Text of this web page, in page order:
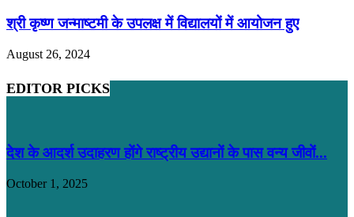
श्री कृष्ण जन्माष्टमी के उपलक्ष में विद्यालयों में आयोजन हुए
August 26, 2024
EDITOR PICKS
देश के आदर्श उदाहरण होंगे राष्ट्रीय उद्यानों के पास वन्य जीवों...
October 1, 2025